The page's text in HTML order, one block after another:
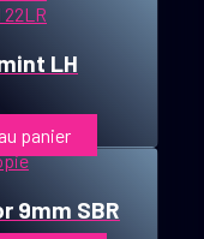
LH
panier
9mm SBR